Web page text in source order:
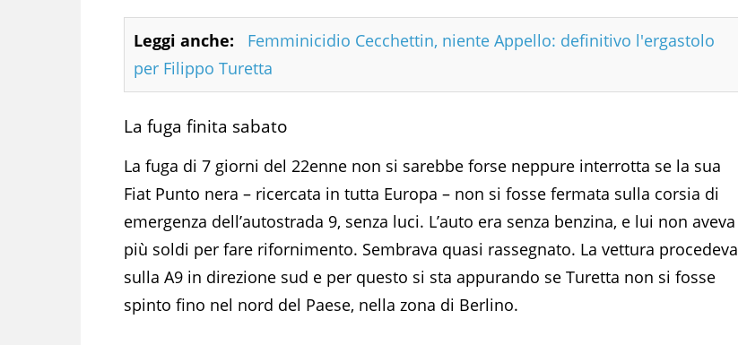
Leggi anche:
Femminicidio Cecchettin, niente Appello: definitivo l'ergastolo
per Filippo Turetta
La fuga finita sabato
La fuga di 7 giorni del 22enne non si sarebbe forse neppure interrotta se la sua
Fiat Punto nera – ricercata in tutta Europa – non si fosse fermata sulla corsia di
emergenza dell’autostrada 9, senza luci. L’auto era senza benzina, e lui non aveva
più soldi per fare rifornimento. Sembrava quasi rassegnato. La vettura procedeva
sulla A9 in direzione sud e per questo si sta appurando se Turetta non si fosse
spinto fino nel nord del Paese, nella zona di Berlino.